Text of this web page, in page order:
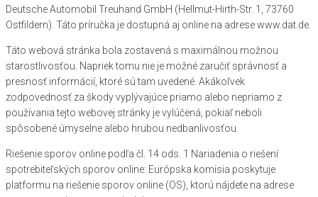
Deutsche Automobil Treuhand GmbH (Hellmut-Hirth-Str. 1, 73760
Ostfildern). Táto príručka je dostupná aj online na adrese www.dat.de.
Táto webová stránka bola zostavená s maximálnou možnou
starostlivosťou. Napriek tomu nie je možné zaručiť správnosť a
presnosť informácií, ktoré sú tam uvedené. Akákoľvek
zodpovednosť za škody vyplývajúce priamo alebo nepriamo z
používania tejto webovej stránky je vylúčená, pokiaľ neboli
spôsobené úmyselne alebo hrubou nedbanlivosťou.
Riešenie sporov online podľa čl. 14 ods. 1 Nariadenia o riešení
spotrebiteľských sporov online: Európska komisia poskytuje
platformu na riešenie sporov online (OS), ktorú nájdete na adrese
×
cookie.
Táto webová lokalita používa súbory cookie na zlepšenie
používateľskej skúsenosti. Používaním našej webovej lokality
vyjadrujete súhlas s používaním všetkých súborov cookie v súlade s
našimi zásadami používania súborov cookie.Prečítať viac
CIELENIE FUNKCIE NEKLASIFIKOVANÉ